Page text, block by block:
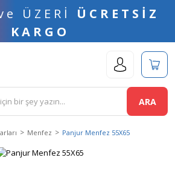
ÜZERİ ÜCRETSİZ
KARGO
ARA
Menfez Panjur Menfez 55X65